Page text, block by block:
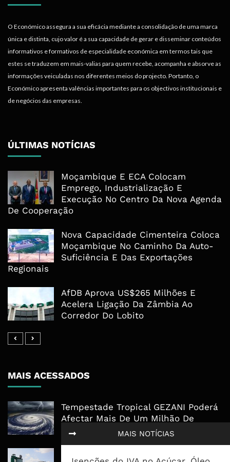
MAIS NOTÍCIAS
O Económico assegura a sua eficácia mediante a consolidação de uma marca
única e distinta, cujo valor é a sua capacidade de gerar e disseminar conteúdos
informativos e formativos de especialidade económica em termos tais que
estes se traduzem em mais-valias para quem recebe, acompanha e absorve as
informações veiculadas nos diferentes meios do projecto. Portanto, o
Económico apresenta valências importantes para os objectivos institucionais e
de negócios das empresas.
ÚLTIMAS NOTÍCIAS
Moçambique E ECA Colocam
Emprego, Industrialização E
Execução No Centro Da Nova Agenda
De Cooperação
Nova Capacidade Cimenteira Coloca
Moçambique No Caminho Da Auto-
Suficiência E Das Exportações
Regionais
AfDB Aprova US$265 Milhões E
Acelera Ligação Da Zâmbia Ao
Corredor Do Lobito
MAIS ACESSADOS
Tempestade Tropical GEZANI Poderá
Afectar Mais De Um Milhão De
Pessoas No Centro E Sul ...
Governo admite nova operadora